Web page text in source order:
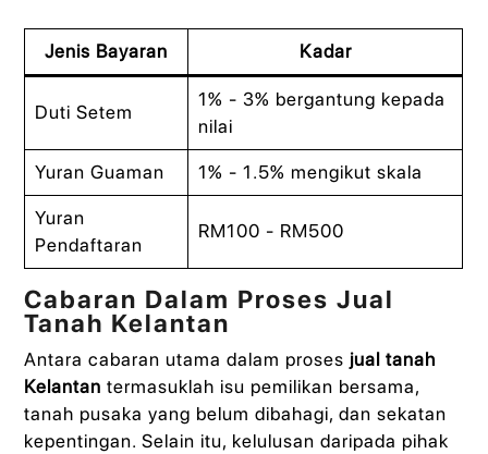
Jenis Bayaran Kadar
Duti Setem
1% - 3% bergantung kepada
nilai
Yuran Guaman 1% - 1.5% mengikut skala
Yuran
Pendaftaran
RM100 - RM500
Cabaran Dalam Proses Jual
Tanah Kelantan
Antara cabaran utama dalam proses jual tanah
Kelantan termasuklah isu pemilikan bersama,
tanah pusaka yang belum dibahagi, dan sekatan
kepentingan. Selain itu, kelulusan daripada pihak